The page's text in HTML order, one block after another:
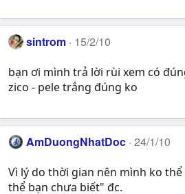
sintrom 15/2/10
bạn ơi mình trả lời rùi xem có
zico - pele trắng đúng ko
AmDuongNhatDoc 24/1/10
Vì lý do thời gian nên mình ko
thể bạn chưa biết" đc.